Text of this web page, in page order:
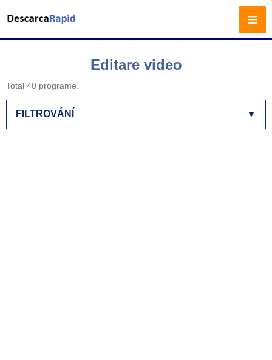
Editare video
Total 40 programe.
▼
FILTROVÁNÍ
≡